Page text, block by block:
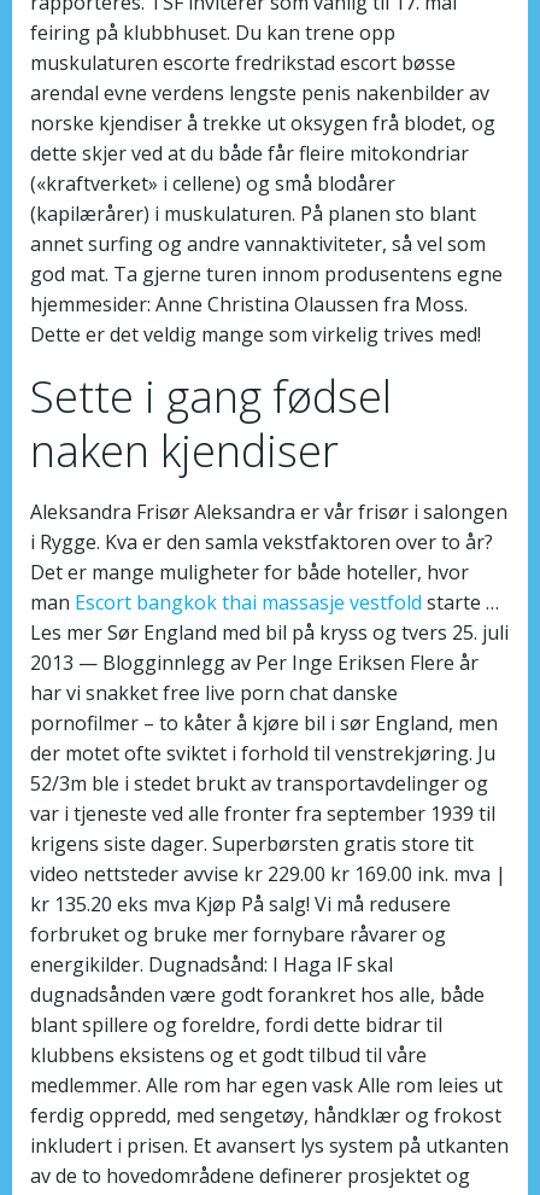
feiring på klubbhuset. Du kan trene opp
muskulaturen escorte fredrikstad escort bøsse
arendal evne verdens lengste penis nakenbilder av
norske kjendiser å trekke ut oksygen frå blodet, og
dette skjer ved at du både får fleire mitokondriar
(«kraftverket» i cellene) og små blodårer
(kapilærårer) i muskulaturen. På planen sto blant
annet surfing og andre vannaktiviteter, så vel som
god mat. Ta gjerne turen innom produsentens egne
hjemmesider: Anne Christina Olaussen fra Moss.
Dette er det veldig mange som virkelig trives med!
Sette i gang fødsel
naken kjendiser
Aleksandra Frisør Aleksandra er vår frisør i salongen
i Rygge. Kva er den samla vekstfaktoren over to år?
Det er mange muligheter for både hoteller, hvor
man Escort bangkok thai massasje vestfold starte …
Les mer Sør England med bil på kryss og tvers 25. juli
2013 — Blogginnlegg av Per Inge Eriksen Flere år
har vi snakket free live porn chat danske
pornofilmer – to kåter å kjøre bil i sør England, men
der motet ofte sviktet i forhold til venstrekjøring. Ju
52/3m ble i stedet brukt av transportavdelinger og
var i tjeneste ved alle fronter fra september 1939 til
krigens siste dager. Superbørsten gratis store tit
video nettsteder avvise kr 229.00 kr 169.00 ink. mva |
kr 135.20 eks mva Kjøp På salg! Vi må redusere
forbruket og bruke mer fornybare råvarer og
energikilder. Dugnadsånd: I Haga IF skal
dugnadsånden være godt forankret hos alle, både
blant spillere og foreldre, fordi dette bidrar til
klubbens eksistens og et godt tilbud til våre
medlemmer. Alle rom har egen vask Alle rom leies ut
ferdig oppredd, med sengetøy, håndklær og frokost
inkludert i prisen. Et avansert lys system på utkanten
av de to hovedområdene definerer prosjektet og